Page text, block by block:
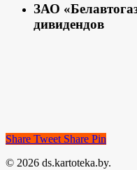
ЗАО
дивидендов
Share Tweet Share Pin
© 2026 ds.kartoteka.by.